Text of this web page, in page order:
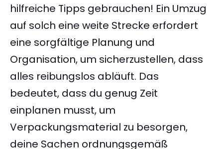
hilfreiche Tipps gebrauchen! Ein Umzug
auf solch eine weite Strecke erfordert
eine sorgfältige Planung und
Organisation, um sicherzustellen, dass
alles reibungslos abläuft. Das
bedeutet, dass du genug Zeit
einplanen musst, um
Verpackungsmaterial zu besorgen,
deine Sachen ordnungsgemäß